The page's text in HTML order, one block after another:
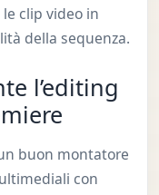
clip video in
della sequenza.
l’editing
buon montatore
con